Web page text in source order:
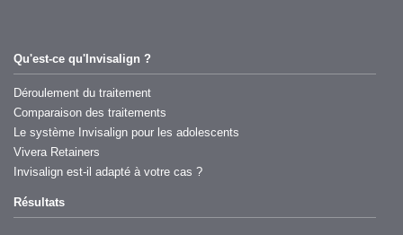
Qu'est-ce qu'Invisalign ?
Déroulement du traitement
Comparaison des traitements
Le système Invisalign pour les adolescents
Vivera Retainers
Invisalign est-il adapté à votre cas ?
Résultats